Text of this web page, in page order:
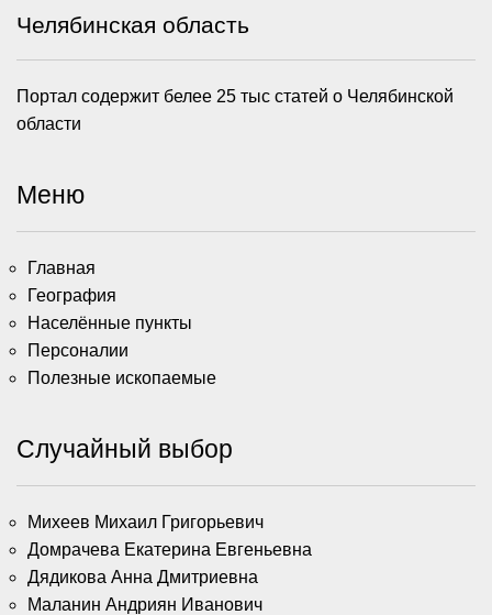
Челябинская область
Портал содержит белее 25 тыс статей о Челябинской
области
Меню
Главная
География
Населённые пункты
Персоналии
Полезные ископаемые
Случайный выбор
Михеев Михаил Григорьевич
Домрачева Екатерина Евгеньевна
Дядикова Анна Дмитриевна
Маланин Андриян Иванович